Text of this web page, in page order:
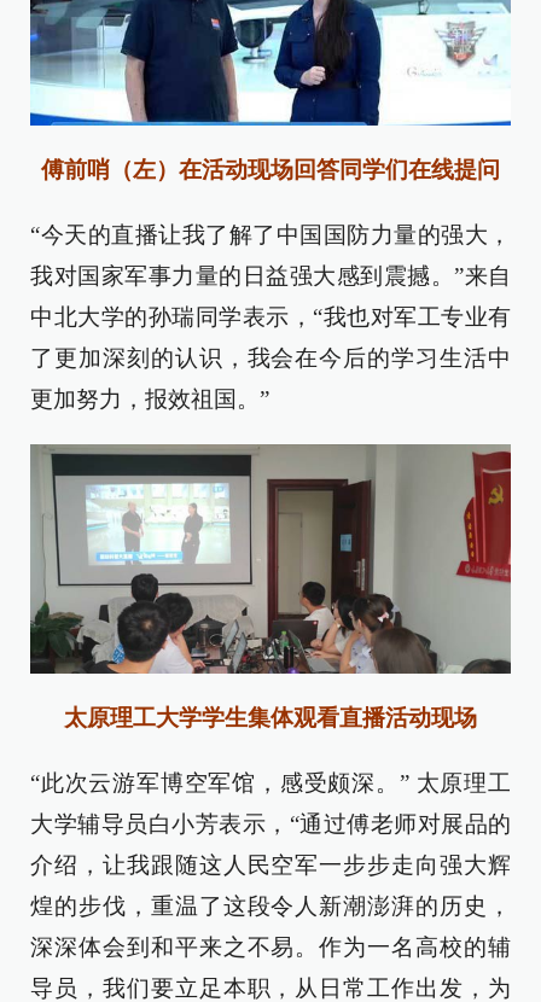
傅前哨（左）在活动现场回答同学们在线提问
“今天的直播让我了解了中国国防力量的强大，
我对国家军事力量的日益强大感到震撼。”来自
中北大学的孙瑞同学表示，“我也对军工专业有
了更加深刻的认识，我会在今后的学习生活中
更加努力，报效祖国。”
太原理工大学学生集体观看直播活动现场
“此次云游军博空军馆，感受颇深。” 太原理工
大学辅导员白小芳表示，“通过傅老师对展品的
介绍，让我跟随这人民空军一步步走向强大辉
煌的步伐，重温了这段令人新潮澎湃的历史，
深深体会到和平来之不易。作为一名高校的辅
导员，我们要立足本职，从日常工作出发，为